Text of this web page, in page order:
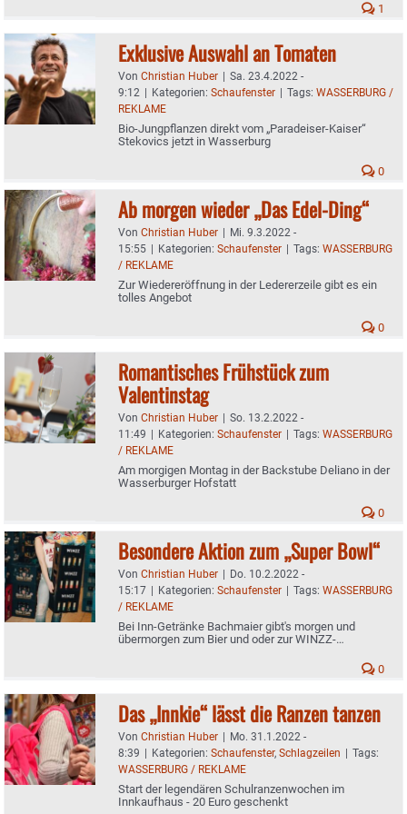
1
Exklusive Auswahl an Tomaten
Von Christian Huber | Sa. 23.4.2022 -
9:12 | Kategorien: Schaufenster | Tags: WASSERBURG /
REKLAME
Bio-Jungpflanzen direkt vom „Paradeiser-Kaiser“
Stekovics jetzt in Wasserburg
0
Ab morgen wieder „Das Edel-Ding“
Von Christian Huber | Mi. 9.3.2022 -
15:55 | Kategorien: Schaufenster | Tags: WASSERBURG
/ REKLAME
Zur Wiedereröffnung in der Ledererzeile gibt es ein
tolles Angebot
0
Romantisches Frühstück zum
Valentinstag
Von Christian Huber | So. 13.2.2022 -
11:49 | Kategorien: Schaufenster | Tags: WASSERBURG
/ REKLAME
Am morgigen Montag in der Backstube Deliano in der
Wasserburger Hofstatt
0
Besondere Aktion zum „Super Bowl“
Von Christian Huber | Do. 10.2.2022 -
15:17 | Kategorien: Schaufenster | Tags: WASSERBURG
/ REKLAME
Bei Inn-Getränke Bachmaier gibt's morgen und
übermorgen zum Bier und oder zur WINZZ-
0
Das „Innkie“ lässt die Ranzen tanzen
Von Christian Huber | Mo. 31.1.2022 -
8:39 | Kategorien: Schaufenster, Schlagzeilen | Tags:
WASSERBURG / REKLAME
Start der legendären Schulranzenwochen im
Innkaufhaus - 20 Euro geschenkt